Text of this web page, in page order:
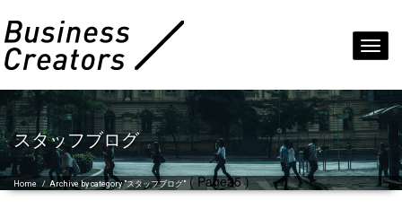
スタッフブログ
Home /Archive by category "スタッフブログ"( Page25 )